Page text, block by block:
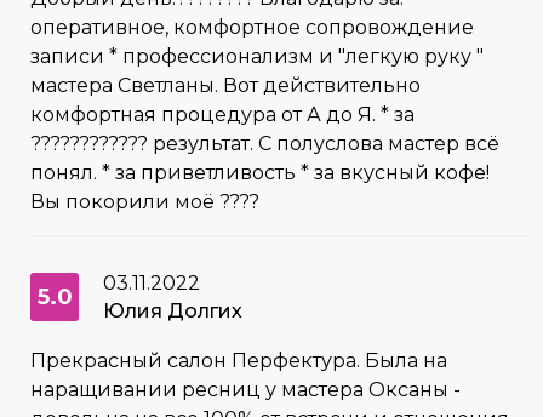
оперативное, комфортное сопровождение
записи * профессионализм и "легкую руку "
мастера Светланы. Вот действительно
комфортная процедура от А до Я. * за
???????????? результат. С полуслова мастер всё
понял. * за приветливость * за вкусный кофе!
Вы покорили моё ????
5.0
03.11.2022
Юлия Долгих
Прекрасный салон Перфектура. Была на
наращивании ресниц у мастера Оксаны -